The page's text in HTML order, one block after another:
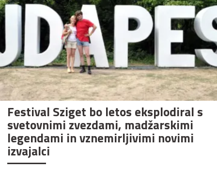
Festival Sziget bo letos eksplodiral s
svetovnimi zvezdami, madžarskimi
legendami in vznemirljivimi novimi
izvajalci